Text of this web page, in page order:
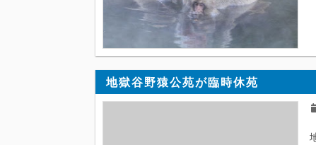
地獄谷野猿公苑が臨時休苑